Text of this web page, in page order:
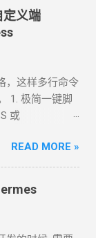
有最大的
的 API token.
. * 我的
里. 如果你的
Agent 自己操
创建这么一个
cloudflare
User.API
定义端
，这样多行命令
1. 极简一键脚
或
关掉 bash
v2ray_wss/ra
, CDN 关
READ MORE »